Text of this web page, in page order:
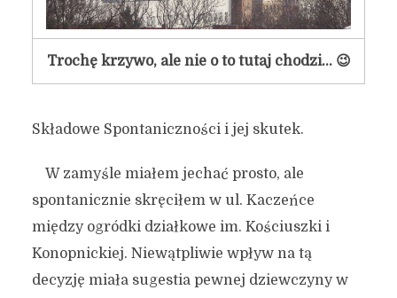
Trochę krzywo, ale nie o to tutaj chodzi… 😉
Składowe Spontaniczności i jej skutek.
W zamyśle miałem jechać prosto, ale
spontanicznie skręciłem w ul. Kaczeńce
między ogródki działkowe im. Kościuszki i
Konopnickiej. Niewątpliwie wpływ na tą
decyzję miała sugestia pewnej dziewczyny w